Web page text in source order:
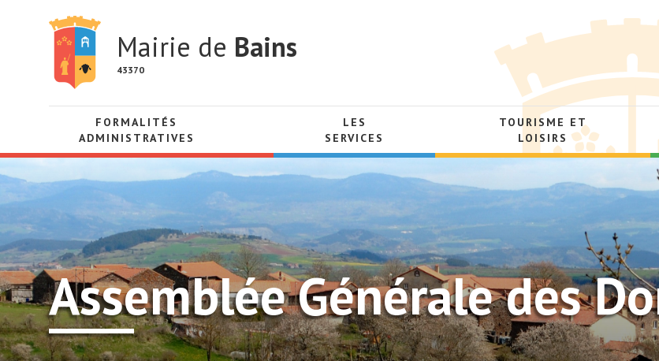
Mairie de Bains
43370
FORMALITÉS
ADMINISTRATIVES
LES
SERVICES
TOURISME ET
LOISIRS
Assemblée Générale des